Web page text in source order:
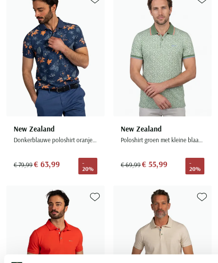
New Zealand
Donkerblauwe poloshirt oranje bloemen print
€ 79,99€ 63,99
-
20%
Toevoegen aan favorieten
New Zealand
Poloshirt groen met kleine blaadjes print
€ 69,99€ 55,99
-
20%
Toevoegen aan favorieten